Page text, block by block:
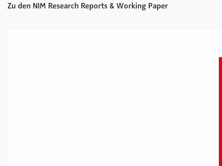
Zu den NIM Research Reports & Working Paper